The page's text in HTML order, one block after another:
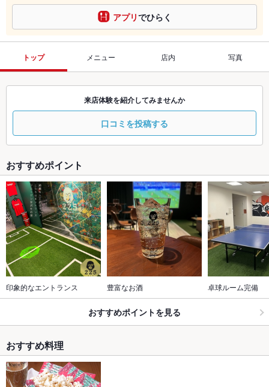
アプリでひらく
トップ メニュー 店内 写真
来店体験を紹介してみませんか
口コミを投稿する
おすすめポイント
印象的なエントランス 豊富なお酒 卓球ルーム完備
おすすめポイントを見る
おすすめ料理